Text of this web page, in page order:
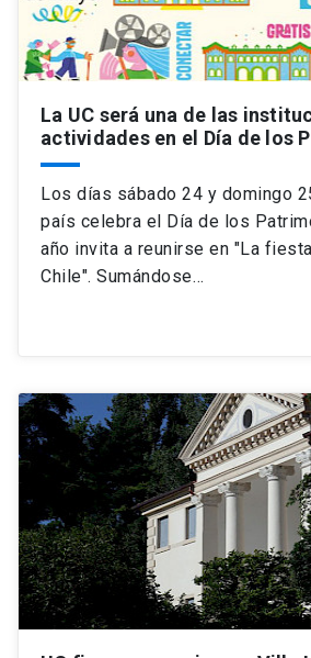
La UC será una de las
actividades en el Día de los
Los días sábado 24 y domingo
país celebra el Día de los
año invita a reunirse en "La
Chile". Sumándose…